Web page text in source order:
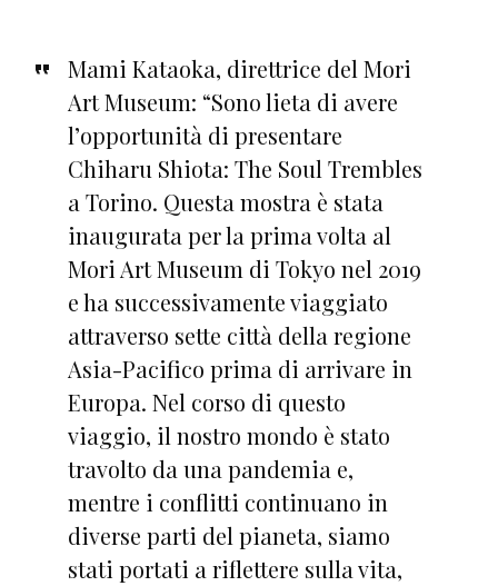
Mami Kataoka, direttrice del Mori
Art Museum: “Sono lieta di avere
l’opportunità di presentare
Chiharu Shiota: The Soul Trembles
a Torino. Questa mostra è stata
inaugurata per la prima volta al
Mori Art Museum di Tokyo nel 2019
e ha successivamente viaggiato
attraverso sette città della regione
Asia-Pacifico prima di arrivare in
Europa. Nel corso di questo
viaggio, il nostro mondo è stato
travolto da una pandemia e,
mentre i conflitti continuano in
diverse parti del pianeta, siamo
stati portati a riflettere sulla vita,